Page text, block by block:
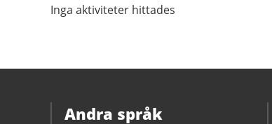
Inga aktiviteter hittades
Andra språk